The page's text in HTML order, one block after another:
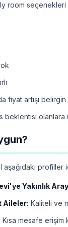
room seçenekleri
fiyat artışı belirgin
beklentisi olanlara
aşağıdaki profiller
Yakınlık
Aileler: Kaliteli ve
Kısa mesafe erişim